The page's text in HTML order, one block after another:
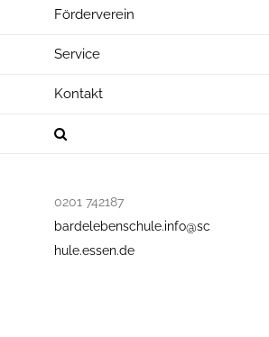
Förderverein
Service
Kontakt
0201 742187
bardelebenschule.info@sc
hule.essen.de